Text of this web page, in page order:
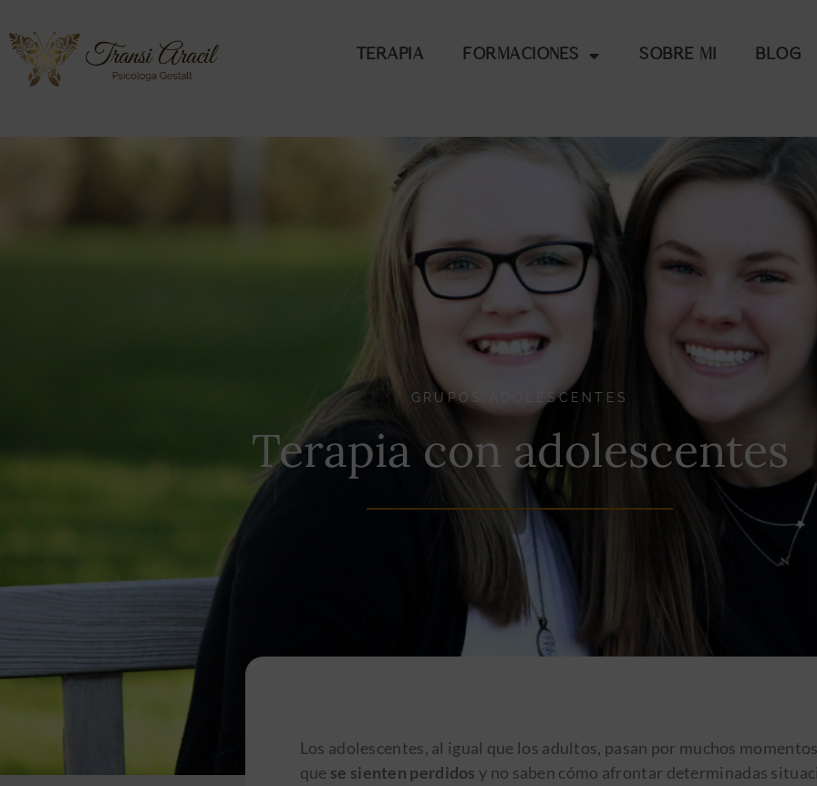
Terapia Formaciones Sobre mi Blog
GRUPOS ADOLESCENTES
Terapia con adolescentes
Los adolescentes, al igual que los adultos, pasan por muchos
que se sienten perdidos y no saben cómo afrontar determinadas